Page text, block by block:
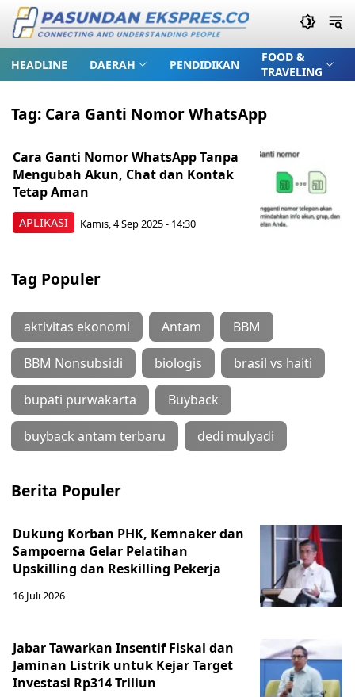
HEADLINE DAERAH PENDIDIKAN
FOOD &
TRAVELING
Tag: Cara Ganti Nomor WhatsApp
APLIKASI
Cara Ganti Nomor WhatsApp Tanpa
Mengubah Akun, Chat dan Kontak
Tetap Aman
Kamis, 4 Sep 2025 - 14:30
Tag Populer
aktivitas ekonomi Antam BBM
BBM Nonsubsidi biologis brasil vs haiti
bupati purwakarta Buyback
buyback antam terbaru dedi mulyadi
Berita Populer
Dukung Korban PHK, Kemnaker dan
Sampoerna Gelar Pelatihan
Upskilling dan Reskilling Pekerja
16 Juli 2026
Jabar Tawarkan Insentif Fiskal dan
Jaminan Listrik untuk Kejar Target
Investasi Rp314 Triliun